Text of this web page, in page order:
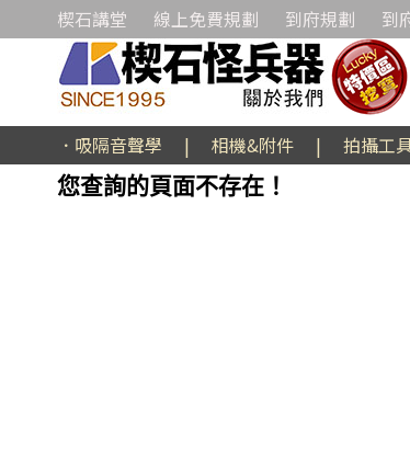
楔石講堂 線上免費規劃 到府規劃 到
．吸隔音聲學 | 相機&附件 | 拍攝工
您查詢的頁面不存在！